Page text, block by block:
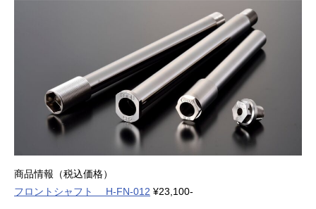
商品情報（税込価格）
フロントシャフト H-FN-012 ¥23,100-